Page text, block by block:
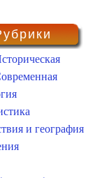
и география